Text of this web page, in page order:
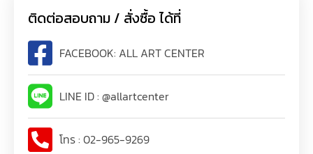
ติดต่อสอบถาม / สั่งซื้อ ได้ที่
FACEBOOK: ALL ART CENTER
LINE ID : @allartcenter
โทร : 02-965-9269